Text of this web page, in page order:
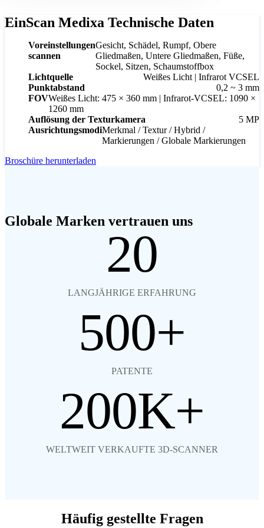
EinScan Medixa Technische Daten
Voreinstellungen
scannen
Gesicht, Schädel, Rumpf, Obere
Gliedmaßen, Untere Gliedmaßen, Füße,
Sockel, Sitzen, Schaumstoffbox
Lichtquelle
Weißes Licht | Infrarot VCSEL
Punktabstand
0,2 ~ 3 mm
FOVWeißes Licht: 475 × 360 mm | Infrarot-VCSEL: 1090 ×
1260 mm
Auflösung der Texturkamera
5 MP
AusrichtungsmodiMerkmal / Textur / Hybrid /
Markierungen / Globale Markierungen
Broschüre herunterladen
Globale Marken vertrauen uns
20
LANGJÄHRIGE ERFAHRUNG
500
PATENTE
200
WELTWEIT VERKAUFTE 3D-SCANNER
Häufig gestellte Fragen